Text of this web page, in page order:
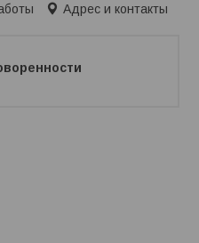
Адрес и контакты